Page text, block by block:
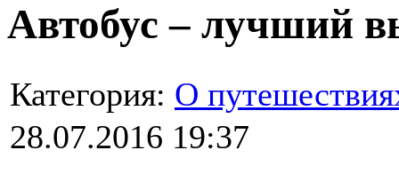
Автобус – лучший
Категория: О
28.07.2016 19:37